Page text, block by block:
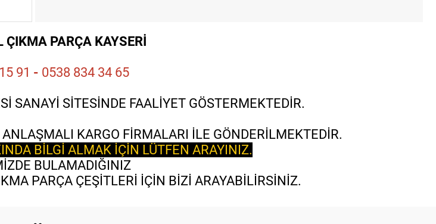
ÇIKMA PARÇA KAYSERİ
91 - 0538 834 34 65
SANAYİ SİTESİNDE FAALİYET GÖSTERMEKTEDİR.
KARGO FİRMALARI İLE GÖNDERİLMEKTEDİR.
BİLGİ ALMAK İÇİN LÜTFEN ARAYINIZ.
BULAMADIĞINIZ
PARÇA ÇEŞİTLERİ İÇİN BİZİ ARAYABİLİRSİNİZ.